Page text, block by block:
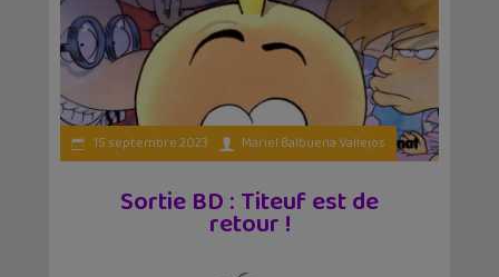
15 septembre 2023 Mariel Balbuena Vallejos
Sortie BD : Titeuf est de
retour !